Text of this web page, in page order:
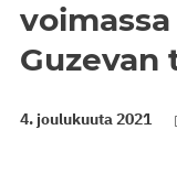
Guzevan
4. joulukuuta 2021